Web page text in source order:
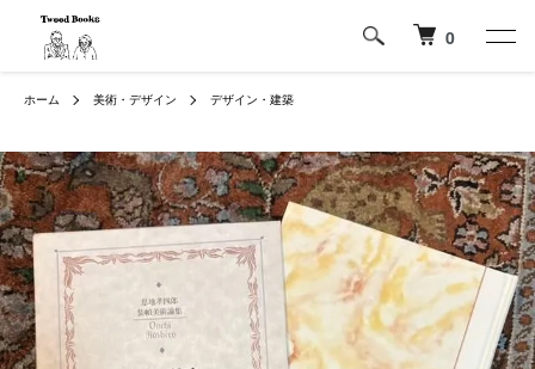
0
ホーム 美術・デザイン デザイン・建築